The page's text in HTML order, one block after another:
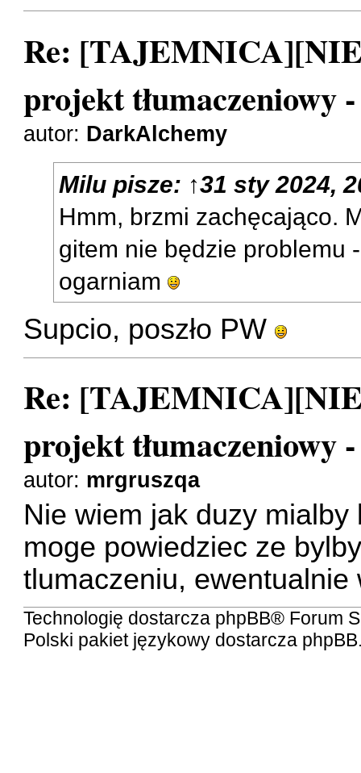
Re:
projekt tłumaczeniowy
autor: DarkAlchemy
Milu pisze: ↑31 sty 2024,
Hmm, brzmi zachęcająco.
gitem nie będzie problemu
ogarniam
Supcio, poszło PW
Re:
projekt tłumaczeniowy
autor: mrgruszqa
Nie wiem jak duzy
moge powiedziec ze
tlumaczeniu,
Technologię dostarcza phpBB® Forum
Polski pakiet językowy dostarcza